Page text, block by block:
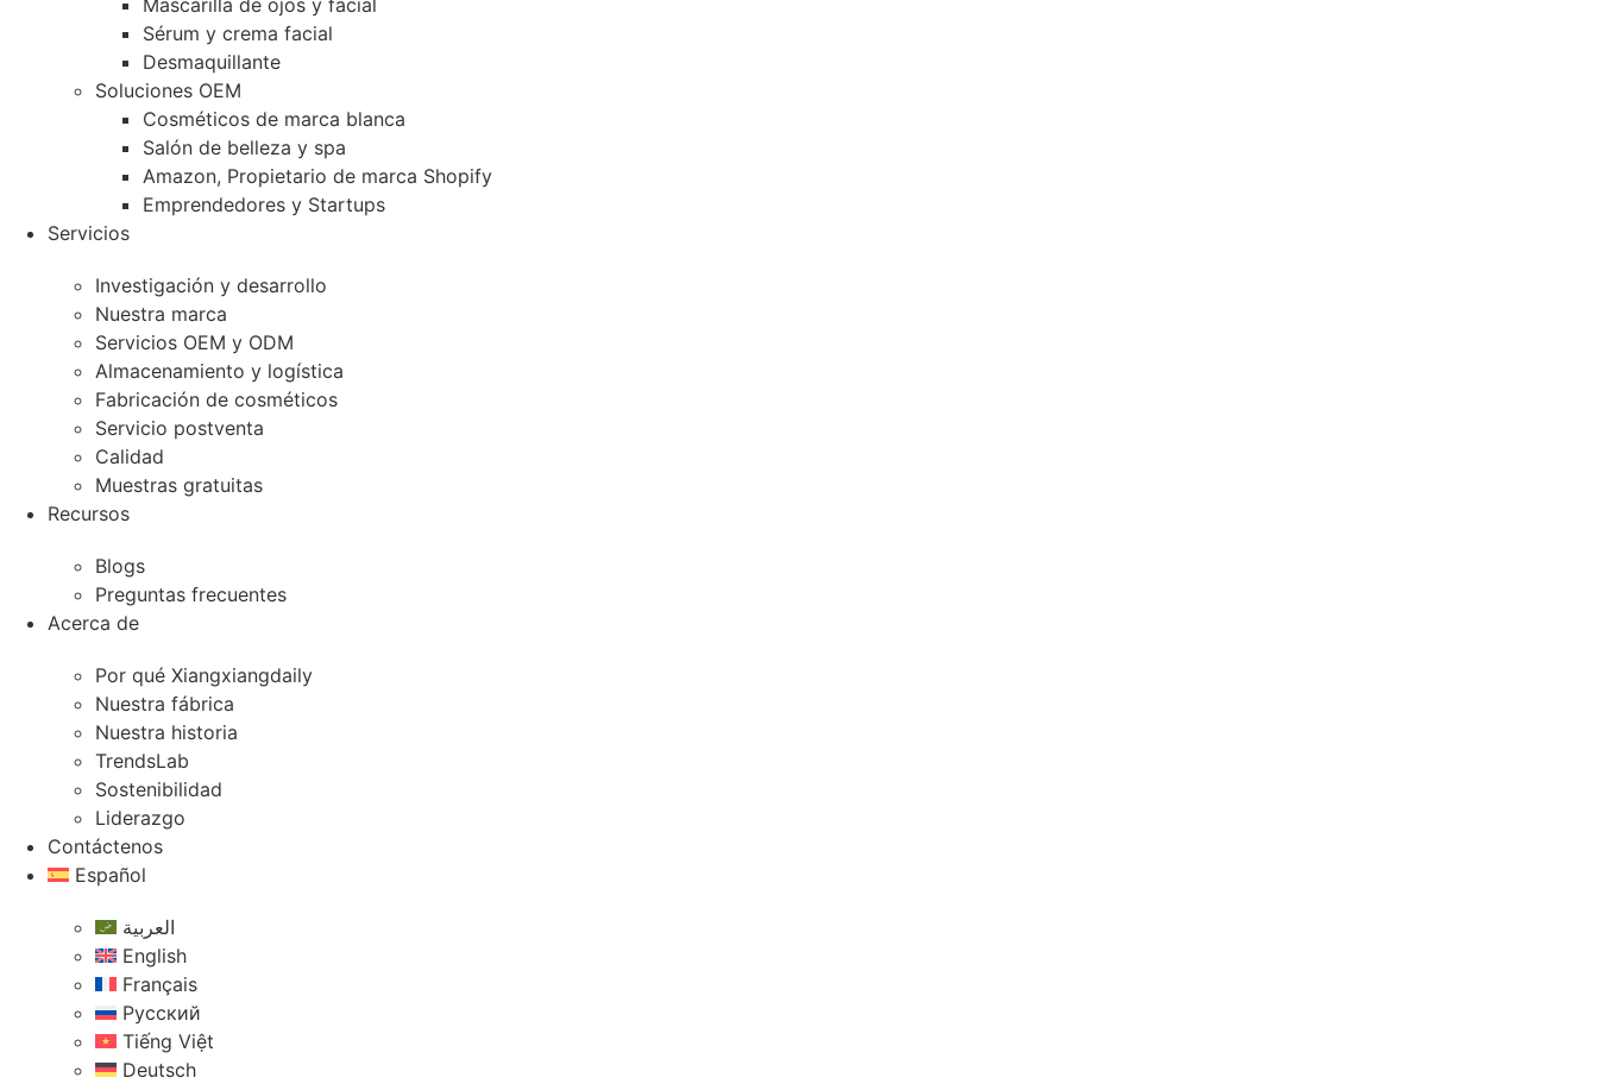
Mascarilla de ojos y facial
Sérum y crema facial
Desmaquillante
Soluciones OEM
Cosméticos de marca blanca
Salón de belleza y spa
Amazon, Propietario de marca Shopify
Emprendedores y Startups
Servicios
Investigación y desarrollo
Nuestra marca
Servicios OEM y ODM
Almacenamiento y logística
Fabricación de cosméticos
Servicio postventa
Calidad
Muestras gratuitas
Recursos
Blogs
Preguntas frecuentes
Acerca de
Por qué Xiangxiangdaily
Nuestra fábrica
Nuestra historia
TrendsLab
Sostenibilidad
Liderazgo
Contáctenos
Español
العربية
English
Français
Русский
Tiếng Việt
Deutsch